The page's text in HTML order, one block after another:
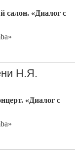
салон. «Диалог с
Н.Я.
«Диалог с